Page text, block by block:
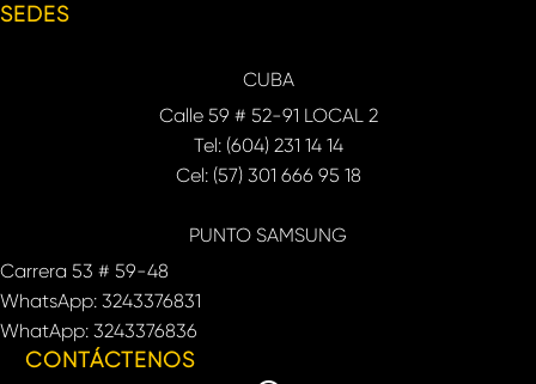
SEDES
CUBA
Calle 59 # 52-91 LOCAL 2
Tel: (604) 231 14 14
Cel: (57) 301 666 95 18
PUNTO SAMSUNG
Carrera 53 # 59-48
WhatsApp: 3243376831
WhatApp: 3243376836
CONTÁCTENOS